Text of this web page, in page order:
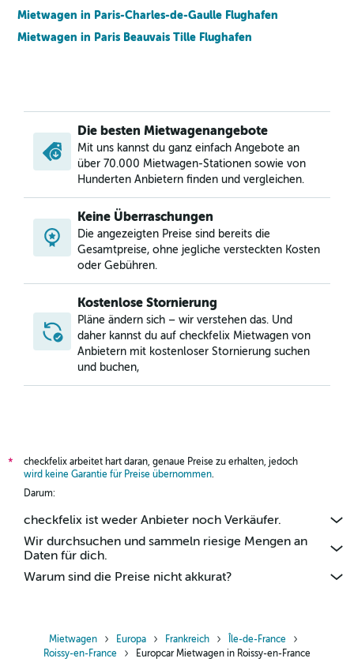
Mietwagen in Paris-Charles-de-Gaulle Flughafen
Mietwagen in Paris Beauvais Tille Flughafen
Die besten Mietwagenangebote
Mit uns kannst du ganz einfach Angebote an
über 70.000 Mietwagen-Stationen sowie von
Hunderten Anbietern finden und vergleichen.
Keine Überraschungen
Die angezeigten Preise sind bereits die
Gesamtpreise, ohne jegliche versteckten Kosten
oder Gebühren.
Kostenlose Stornierung
Pläne ändern sich – wir verstehen das. Und
daher kannst du auf checkfelix Mietwagen von
Anbietern mit kostenloser Stornierung suchen
und buchen,
*
checkfelix arbeitet hart daran, genaue Preise zu erhalten, jedoch
wird keine Garantie für Preise übernommen.
Darum:
checkfelix ist weder Anbieter noch Verkäufer.
Wir durchsuchen und sammeln riesige Mengen an
Daten für dich.
Warum sind die Preise nicht akkurat?
Mietwagen Europa Frankreich
Île-de-France
Roissy-en-France
Europcar Mietwagen in Roissy-en-France